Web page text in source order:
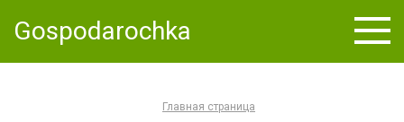
Gospodarochka
Главная страница